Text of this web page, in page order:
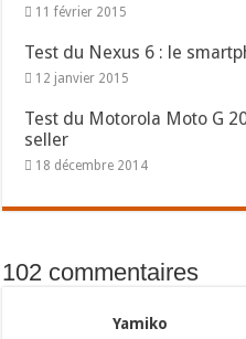
11 février 2015
Test du Nexus 6 : le
12 janvier 2015
Test du Motorola Moto G
seller
18 décembre 2014
102 commentaires
Yamiko